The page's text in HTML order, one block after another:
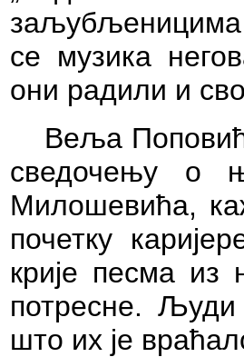
заљубљеницима
се музика
они радили и
Веља
сведочењу о
Милошевића,
почетку
крије песма
потресне.
што их је